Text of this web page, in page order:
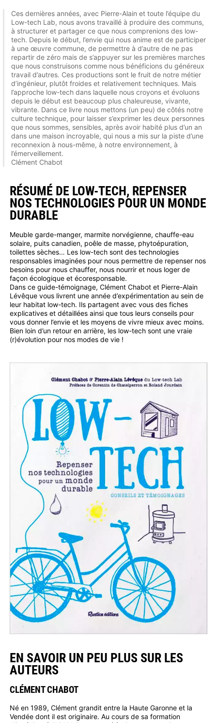
Ces dernières années, avec Pierre-Alain et toute l’équipe du
Low-tech Lab, nous avons travaillé à produire des communs,
à structurer et partager ce que nous comprenions des low-
tech. Depuis le début, l’envie qui nous anime est de participer
à une œuvre commune, de permettre à d’autre de ne pas
repartir de zéro mais de s’appuyer sur les premières marches
que nous construisons comme nous bénéficions du généreux
travail d’autres. Ces productions sont le fruit de notre métier
d’ingénieur, plutôt froides et relativement techniques. Mais
l’approche low-tech dans laquelle nous croyons et évoluons
depuis le début est beaucoup plus chaleureuse, vivante,
vibrante. Dans ce livre nous mettons (un peu) de côtés notre
culture technique, pour laisser s’exprimer les deux personnes
que nous sommes, sensibles, après avoir habité plus d’un an
dans une maison incroyable, qui nous a mis sur la piste d’une
reconnexion à nous-même, à notre environnement, à
l’émerveillement.
Clément Chabot
RÉSUMÉ DE LOW-TECH, REPENSER
NOS TECHNOLOGIES POUR UN MONDE
DURABLE
Meuble garde-manger, marmite norvégienne, chauffe-eau
solaire, puits canadien, poêle de masse, phytoépuration,
toilettes sèches… Les low-tech sont des technologies
responsables imaginées pour nous permettre de repenser nos
besoins pour nous chauffer, nous nourrir et nous loger de
façon écologique et écoresponsable.
Dans ce guide-témoignage, Clément Chabot et Pierre-Alain
Lévêque vous livrent une année d’expérimentation au sein de
leur habitat low-tech. Ils partagent avec vous des fiches
explicatives et détaillées ainsi que tous leurs conseils pour
vous donner l’envie et les moyens de vivre mieux avec moins.
Bien loin d’un retour en arrière, les low-tech sont une vraie
(r)évolution pour nos modes de vie !
EN SAVOIR UN PEU PLUS SUR LES
AUTEURS
CLÉMENT CHABOT
Né en 1989, Clément grandit entre la Haute Garonne et la
Vendée dont il est originaire. Au cours de sa formation